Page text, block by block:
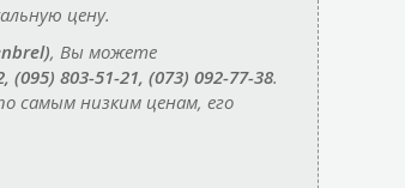
цену.
, Вы можете
(095) 803-51-21, (073) 092-77-38.
самым низким ценам, его